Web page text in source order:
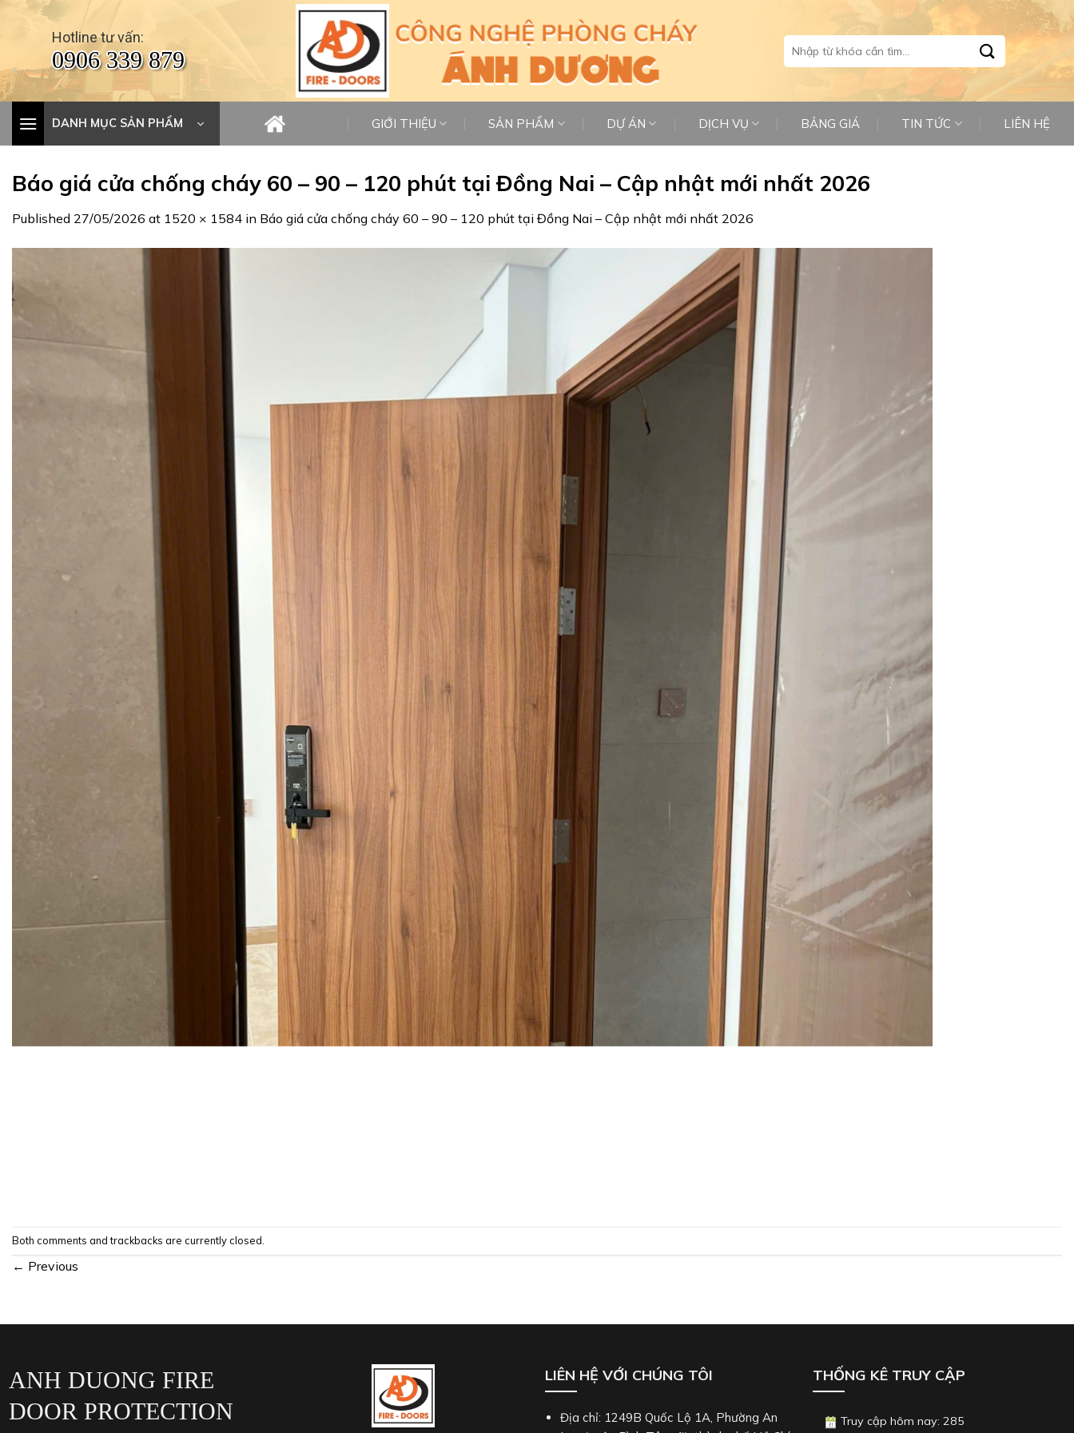
Hotline tư vấn:
0906 339 879
Tìm
kiếm:
DANH MỤC SẢN PHẨM GIỚI THIỆU SẢN PHẨM DỰ ÁN DỊCH VỤ BẢNG GIÁ TIN TỨC LIÊN HỆ
Báo giá cửa chống cháy 60 – 90 – 120 phút tại Đồng Nai – Cập nhật mới nhất 2026
Published 27/05/2026 at 1520 × 1584 in Báo giá cửa chống cháy 60 – 90 – 120 phút tại Đồng Nai – Cập nhật mới nhất 2026
Both comments and trackbacks are currently closed.
← Previous
ANH DUONG FIRE
DOOR PROTECTION
LIÊN HỆ VỚI CHÚNG TÔI
Địa chỉ: 1249B Quốc Lộ 1A, Phường An
THỐNG KÊ TRUY CẬP
Truy cập hôm nay: 285